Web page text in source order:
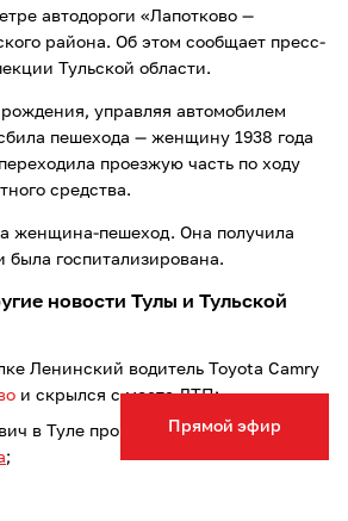
Прямой эфир
автодороги «Лапотково —
района. Об этом сообщает пресс-
Тульской области.
управляя автомобилем
пешехода — женщину 1938 года
проезжую часть по ходу
средства.
женщина-пешеход. Она получила
была госпитализирована.
новости Тулы и Тульской
Ленинский водитель Toyota Camry
и скрылся с места ДТП;
в Туле произошло ДТПс участием
;